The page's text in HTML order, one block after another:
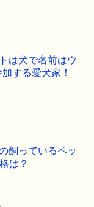
は犬で名前はウ
する愛犬家！
飼っているペッ
は？